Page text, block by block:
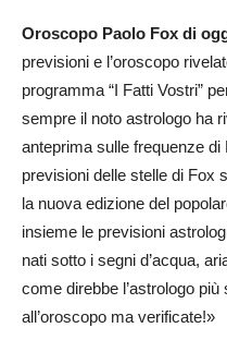
Oroscopo Paolo Fox di
previsioni e l’oroscopo
programma “I Fatti Vostri”
sempre il noto astrologo ha
anteprima sulle frequenze
previsioni delle stelle di Fox
la nuova edizione del
insieme le previsioni
nati sotto i segni d’acqua,
come direbbe l’astrologo
all’oroscopo ma verificate!»